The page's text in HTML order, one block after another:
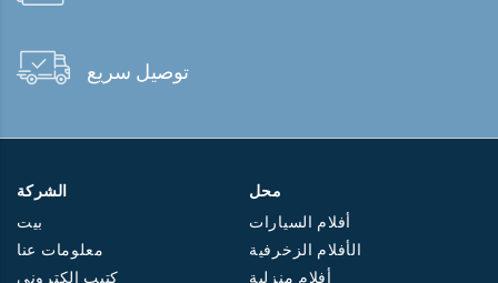
توصيل سريع
الشركة
بيت
معلومات عنا
كتيب إلكتروني
محل
أفلام السيارات
الأفلام الزخرفية
أفلام منزلية